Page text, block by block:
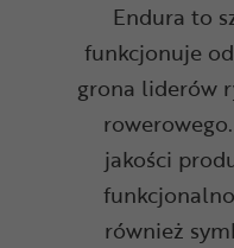
Endura to
funkcjonuje
grona liderów
jakości
również